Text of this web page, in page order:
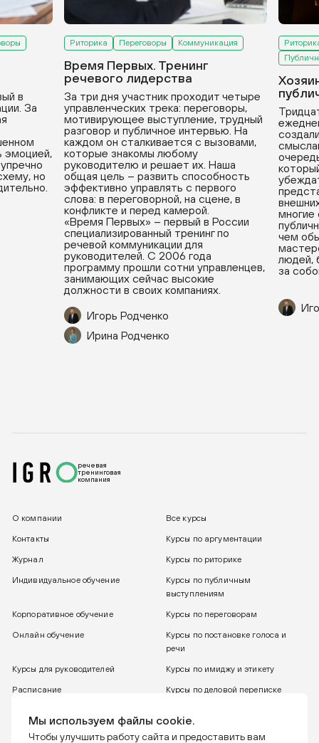
Мы используем файлы cookie.
Чтобы улучшить работу сайта и предоставить вам
в
За
эмоцией,
но
Риторика Переговоры Коммуникация
Время Первых. Тренинг
речевого лидерства
За три дня участник проходит четыре
управленческих трека: переговоры,
мотивирующее выступление, трудный
разговор и публичное интервью. На
каждом он сталкивается с вызовами,
которые знакомы любому
руководителю и решает их. Наша
общая цель – развить способность
эффективно управлять с первого
слова: в переговорной, на сцене, в
конфликте и перед камерой.
«Время Первых» – первый в России
специализированный тренинг по
речевой коммуникации для
руководителей. С 2006 года
программу прошли сотни управленцев,
занимающих сейчас высокие
должности в своих компаниях.
Игорь Родченко
Ирина Родченко
многие
чем
людей,
за
речевая
тренинговая
компания
О компании Все курсы
Контакты Курсы по аргументации
Журнал Курсы по риторике
Индивидуальное обучение
Курсы по публичным
выступлениям
Корпоративное обучение Курсы по переговорам
Онлайн обучение
Курсы по постановке голоса и
речи
Курсы для руководителей Курсы по имиджу и этикету
Расписание Курсы по деловой переписке